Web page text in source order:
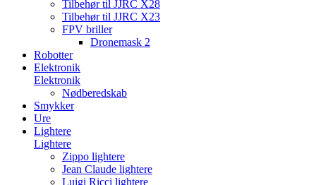
Tilbehør til JJRC X28
Tilbehør til JJRC X23
FPV briller
Dronemask 2
Robotter
Elektronik
Elektronik
Nødberedskab
Smykker
Ure
Lightere
Lightere
Zippo lightere
Jean Claude lightere
Luigi Ricci lightere